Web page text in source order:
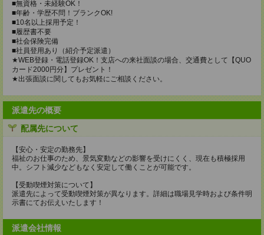
■無資格・未経験OK！
■年齢・学歴不問！ブランクOK!
■10名以上採用予定！
■履歴書不要
■社会保険完備
■社員登用あり（紹介予定派遣）
★WEB登録・電話登録OK！支店への来社面談の場合、交通費として【QUO
カード2000円分】プレゼント！
★出張面談に関してもお気軽にご相談ください。
派遣先の概要
配属先について
【安心・安定の勤務先】
福祉のお仕事のため、景気変動などの影響を受けにくく、現在も積極採用
中。シフト減少などもなく安定して働くことが可能です。
【受動喫煙対策について】
派遣先によって受動喫煙対策が異なります。詳細は職場見学時および条件明
示書にてお伝えいたします！
派遣会社情報